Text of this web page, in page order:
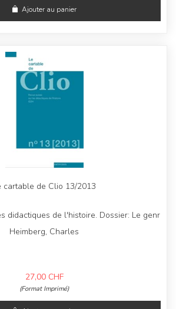
Ajouter au panier
cartable de Clio 13/2013
didactiques de l'histoire. Dossier: Le genr
Heimberg, Charles
27,00 CHF
(Format Imprimé)